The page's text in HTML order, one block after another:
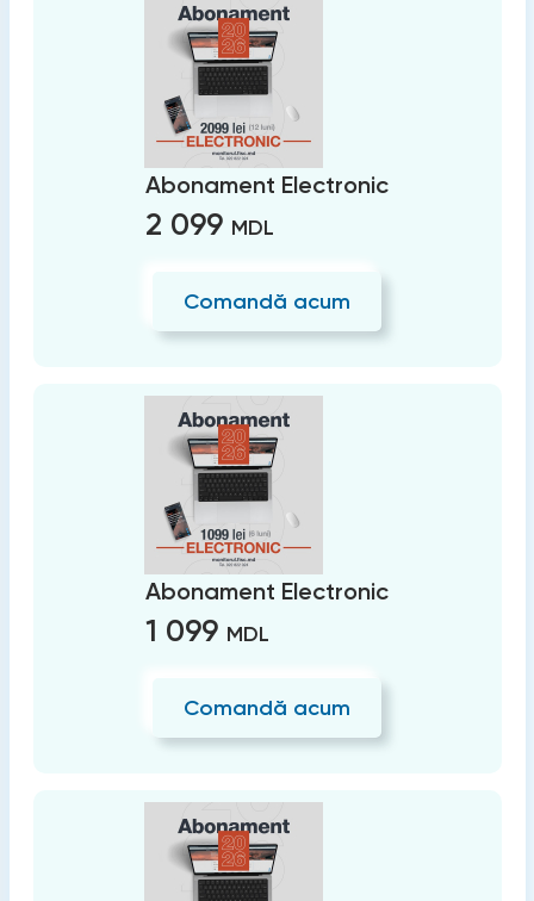
Abonament Electronic
2 099 MDL
Comandă acum
Abonament Electronic
1 099 MDL
Comandă acum